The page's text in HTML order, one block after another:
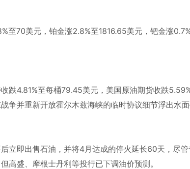
至70美元，铂金涨2.8%至1816.65美元，钯金涨
跌4.81%至每桶79.45美元，美国原油期货收跌
争并重新开放霍尔木兹海峡的临时协议细节浮出
立即出售石油，并将4月达成的停火延长60天，尽
高盛、摩根士丹利等投行已下调油价预测。